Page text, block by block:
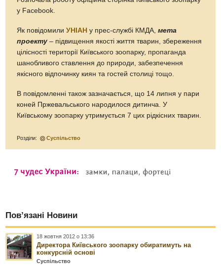
у Facebook.
Як повідомилиУНІАН у прес-службі КМДА, мета
проекту – підвищення якості життя тварин, збереження
цілісності території Київського зоопарку, пропаганда
шанобливого ставлення до природи, забезпечення
якісного відпочинку киян та гостей столиці тощо.
В повідомленні також зазначається, що 14 липня у пари
коней Пржевальського народилося дитинча. У
Київському зоопарку утримується 7 цих рідкісних тварин.
Розділи: Суспільство
Пов’язані Новини
18 жовтня 2012 о 13:36
Директора Київського зоопарку обиратимуть на
конкурсній основі
Суспільство